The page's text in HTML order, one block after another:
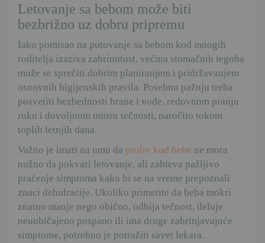
Letovanje sa bebom može biti
bezbrižno uz dobru pripremu
Iako pomisao na putovanje sa bebom kod mnogih
roditelja izaziva zabrinutost, većina stomačnih tegoba
može se sprečiti dobrim planiranjem i pridržavanjem
osnovnih higijenskih pravila. Posebnu pažnju treba
posvetiti bezbednosti hrane i vode, redovnom pranju
ruku i dovoljnom unosu tečnosti, naročito tokom
toplih letnjih dana.
Važno je imati na umu da proliv kod bebe ne mora
nužno da pokvari letovanje, ali zahteva pažljivo
praćenje simptoma kako bi se na vreme prepoznali
znaci dehidracije. Ukoliko primetite da beba mokri
znatno manje nego obično, odbija tečnost, deluje
neuobičajeno pospano ili ima druge zabrinjavajuće
simptome, potrebno je potražiti savet lekara.